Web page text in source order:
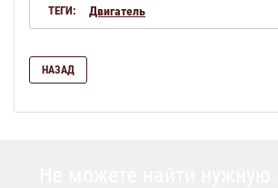
ТЕГИ: Двигатель
НАЗАД